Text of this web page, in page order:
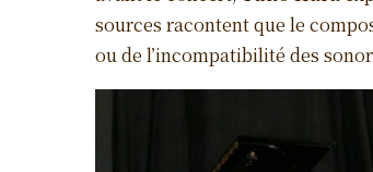
sources racontent que le
ou de l’incompatibilité des